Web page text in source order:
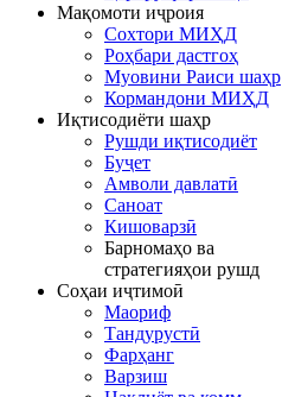
Мақомоти иҷроия
Сохтори МИҲД
Роҳбари дастгоҳ
Муовини Раиси шаҳр
Кормандони МИҲД
Иқтисодиёти шаҳр
Рушди иқтисодиёт
Буҷет
Амволи давлатӣ
Саноат
Кишоварзӣ
Барномаҳо ва
стратегияҳои рушд
Соҳаи иҷтимоӣ
Маориф
Тандурустӣ
Фарҳанг
Варзиш